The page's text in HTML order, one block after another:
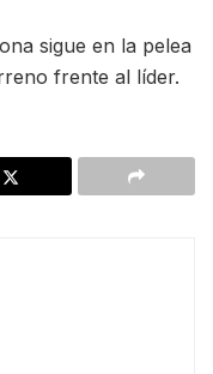
sigue en la pelea
frente al líder.